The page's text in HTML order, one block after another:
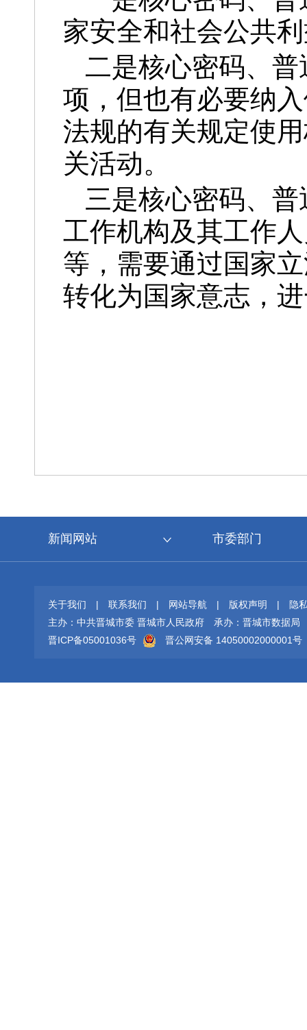
家安全和社会公共
二是核心密码、
项，但也有必要纳
法规的有关规定使
关活动。
三是核心密码、
工作机构及其工作
等，需要通过国家
转化为国家意志，
新闻网站 市委部门
关于我们 | 联系我们 | 网站导航 | 版权声明 |
隐
主办：中共晋城市委 晋城市人民政府
承办：晋城市数据局
晋ICP备05001036号
晋公网安备 14050002000001号